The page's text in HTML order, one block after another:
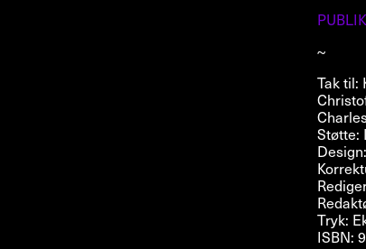
~
Tak til:
Støtte:
Tryk:
ISBN: